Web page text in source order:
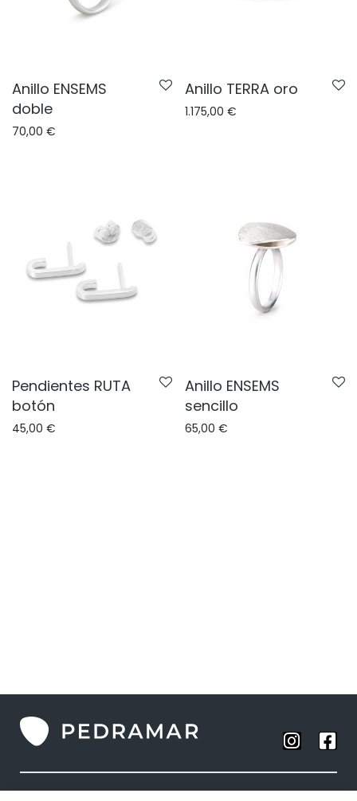
Anillo ENSEMS
doble
70,00 €
Anillo TERRA oro
1.175,00 €
Pendientes RUTA
botón
45,00 €
Anillo ENSEMS
sencillo
65,00 €